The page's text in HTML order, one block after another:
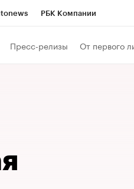
РБК Компании
Пресс-релизы От первого